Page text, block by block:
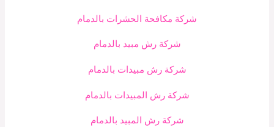
شركة مكافحة الحشرات بالدمام
شركة رش مبيد بالدمام
شركة رش مبيدات بالدمام
شركة رش المبيدات بالدمام
شركة رش المبيد بالدمام